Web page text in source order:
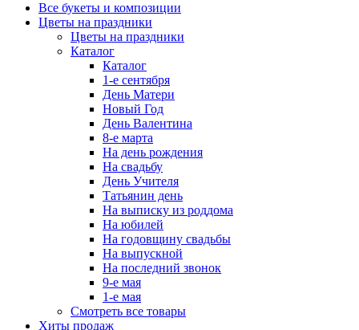
Все букеты и композиции
Цветы на праздники
Цветы на праздники
Каталог
Каталог
1-е сентября
День Матери
Новый Год
День Валентина
8-е марта
На день рождения
На свадьбу
День Учителя
Татьянин день
На выписку из роддома
На юбилей
На годовщину свадьбы
На выпускной
На последний звонок
9-е мая
1-е мая
Смотреть все товары
Хиты продаж